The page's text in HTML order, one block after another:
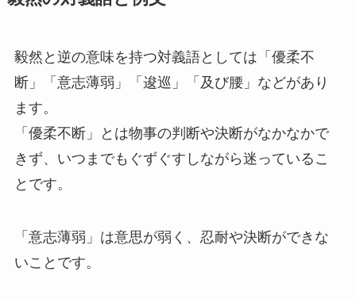
毅然と逆の意味を持つ対義語としては「優柔不
断」「意志薄弱」「逡巡」「及び腰」などがあり
ます。
「優柔不断」とは物事の判断や決断がなかなかで
きず、いつまでもぐずぐすしながら迷っているこ
とです。
「意志薄弱」は意思が弱く、忍耐や決断ができな
いことです。